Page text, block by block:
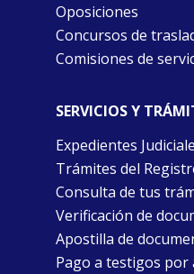
Oposiciones
Concursos de
Comisiones de
SERVICIOS Y
Expedientes
Trámites del
Consulta de tus
Verificación de
Apostilla de
Pago a testigos por